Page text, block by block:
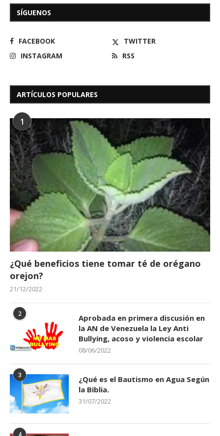
SÍGUENOS
FACEBOOK
TWITTER
INSTAGRAM
RSS
ARTÍCULOS POPULARES
1
¿Qué beneficios tiene tomar té de orégano
orejon?
21/12/2022
2
Aprobada en primera discusión en
la AN de Venezuela la Ley Anti
Bullying, acoso y violencia escolar
08/06/2022
3
¿Qué es el Bautismo en Agua Según
la Biblia.
31/07/2022
4